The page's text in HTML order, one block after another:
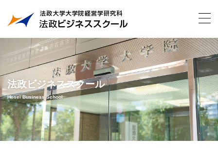
法政ビジネススクール
Hosei Business School